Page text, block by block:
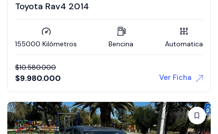
Toyota Rav4 2014
155000 Kilómetros Bencina Automatica
$10.580.000
$9.980.000 Ver Ficha